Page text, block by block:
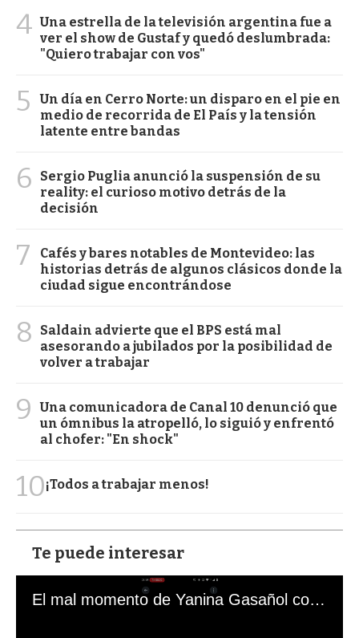
4 Una estrella de la televisión argentina fue a
ver el show de Gustaf y quedó deslumbrada:
"Quiero trabajar con vos"
5
Un día en Cerro Norte: un disparo en el pie en
medio de recorrida de El País y la tensión
latente entre bandas
6
Sergio Puglia anunció la suspensión de su
reality: el curioso motivo detrás de la
decisión
7
Cafés y bares notables de Montevideo: las
historias detrás de algunos clásicos donde la
ciudad sigue encontrándose
8
Saldain advierte que el BPS está mal
asesorando a jubilados por la posibilidad de
volver a trabajar
9
Una comunicadora de Canal 10 denunció que
un ómnibus la atropelló, lo siguió y enfrentó
al chofer: "En shock"
10¡Todos a trabajar menos!
Te puede interesar
El mal momento de Yanina Gasañol con un hincha argentino en "Subrayado"